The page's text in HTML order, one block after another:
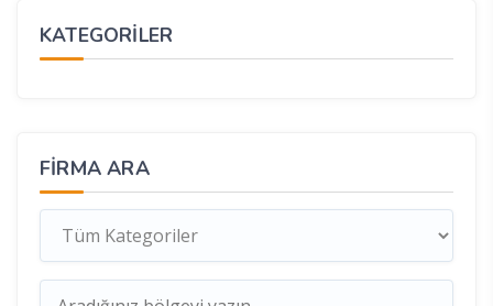
KATEGORİLER
FIRMA ARA